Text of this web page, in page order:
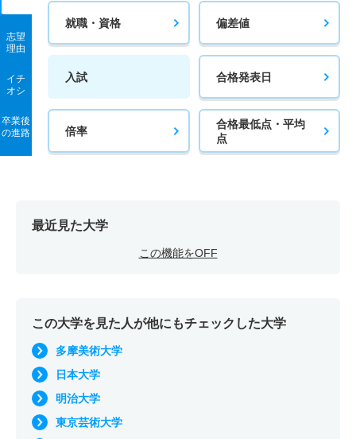
志望
理由
イチ
オシ
卒業後
の進路
就職・資格 偏差値
入試 合格発表日
倍率
合格最低点・平均
点
最近見た大学
この機能をOFF
この大学を見た人が他にもチェックした大学
多摩美術大学
日本大学
明治大学
東京芸術大学